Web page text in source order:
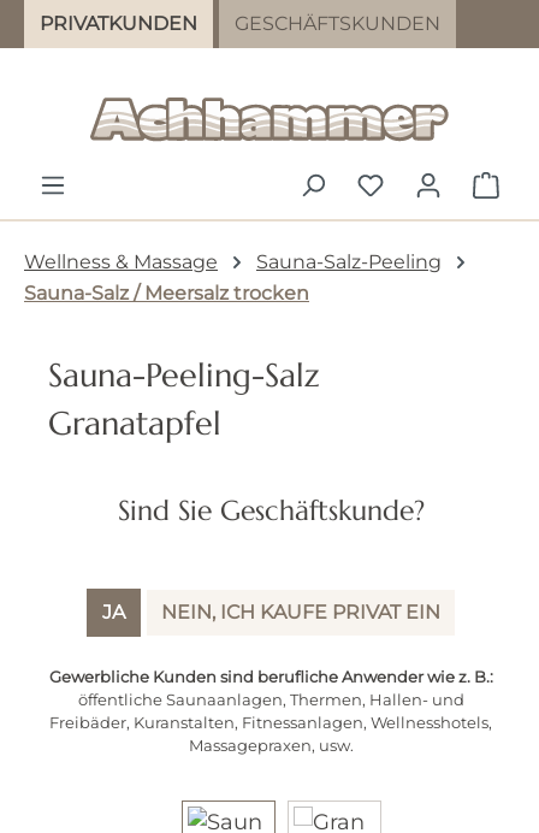
Zum Hauptinhalt springen
PRIVATKUNDEN GESCHÄFTSKUNDEN
Sind Sie Geschäftskunde?
JA NEIN, ICH KAUFE PRIVAT EIN
Gewerbliche Kunden sind berufliche Anwender wie z. B.:
öffentliche Saunaanlagen, Thermen, Hallen- und
Freibäder, Kuranstalten, Fitnessanlagen, Wellnesshotels,
Massagepraxen, usw.
DU HAST 0
Wellness & Massage
Sauna-Salz-Peeling
Sauna-Salz / Meersalz trocken
Sauna-Peeling-Salz
Granatapfel
Bildergalerie überspringen